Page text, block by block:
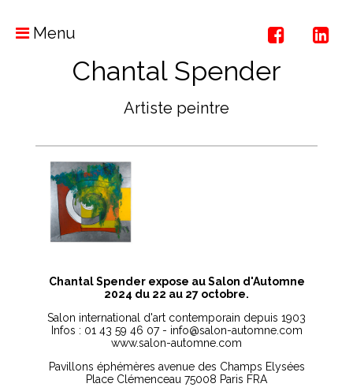
Menu
Chantal Spender
Artiste peintre
Chantal Spender expose au Salon d'Automne
2024 du 22 au 27 octobre.
Salon international d'art contemporain depuis 1903
Infos : 01 43 59 46 07 - info@salon-automne.com
www.salon-automne.com
Pavillons éphémères avenue des Champs Elysées
Place Clémenceau 75008 Paris FRA